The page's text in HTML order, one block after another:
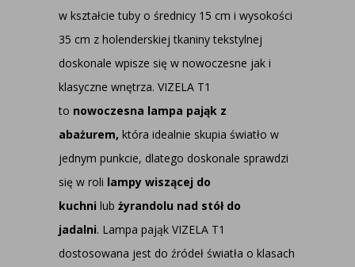
w kształcie tuby o średnicy 15 cm i wysokości
35 cm z holenderskiej tkaniny tekstylnej
doskonale wpisze się w nowoczesne jak i
klasyczne wnętrza. VIZELA T1
to nowoczesna lampa pająk z
abażurem, która idealnie skupia światło w
jednym punkcie, dlatego doskonale sprawdzi
się w roli lampy wiszącej do
kuchni lub żyrandolu nad stół do
jadalni. Lampa pająk VIZELA T1
dostosowana jest do źródeł światła o klasach